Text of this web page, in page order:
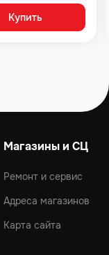
Купить
Магазины и СЦ
Ремонт и сервис
Адреса магазинов
Карта сайта